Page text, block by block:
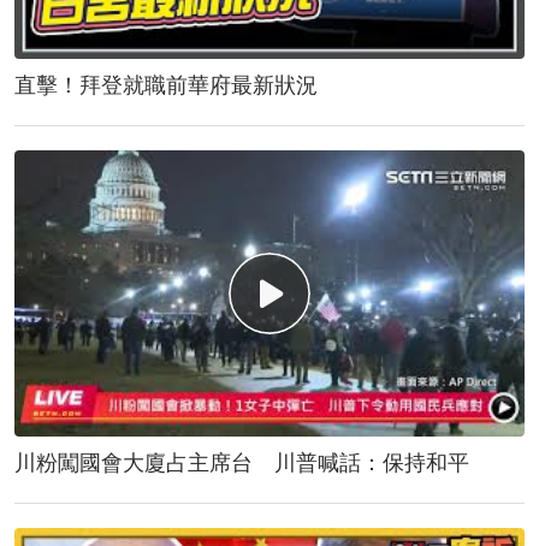
直擊！拜登就職前華府最新狀況
川粉闖國會大廈占主席台 川普喊話：保持和平